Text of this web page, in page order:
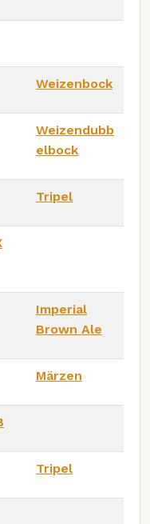
Weizenbock
Weizendubb
elbock
Tripel
Imperial
Brown Ale
Märzen
Tripel